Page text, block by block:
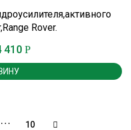
Rover.
410 Р
… 10